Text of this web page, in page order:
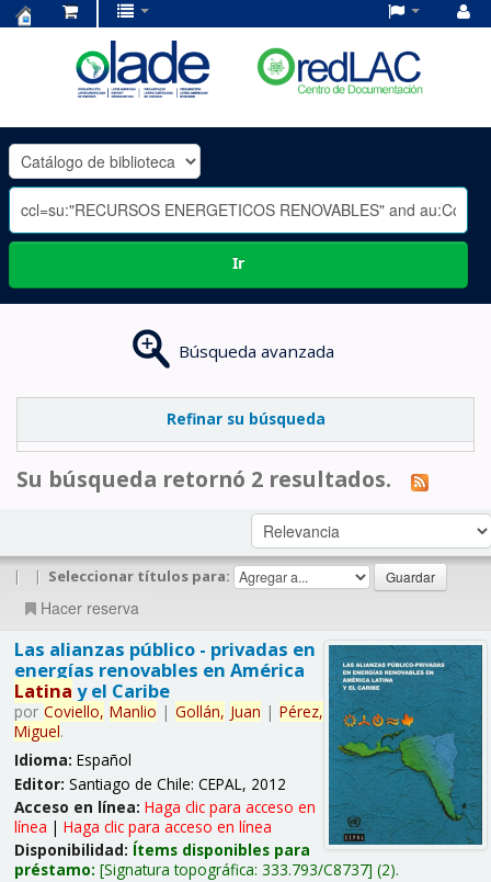
OLADE
-
Ir
Búsqueda avanzada
Refinar su búsqueda
Su búsqueda retornó 2 resultados.
| | Seleccionar títulos para:
Hacer reserva
Las alianzas público - privadas en
energías renovables en América
Latina y el Caribe
por Coviello, Manlio | Gollán, Juan | Pérez,
Miguel.
Idioma: Español
Editor: Santiago de Chile: CEPAL, 2012
Acceso en línea: Haga clic para acceso en
línea | Haga clic para acceso en línea
Disponibilidad: Ítems disponibles para
préstamo: Signatura topográfica: 333.793/C8737 (2).